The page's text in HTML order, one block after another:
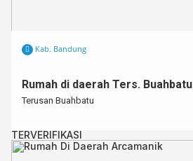
Kab. Bandung
Rumah di daerah Ters. Buahbatu
Terusan Buahbatu
TERVERIFIKASI